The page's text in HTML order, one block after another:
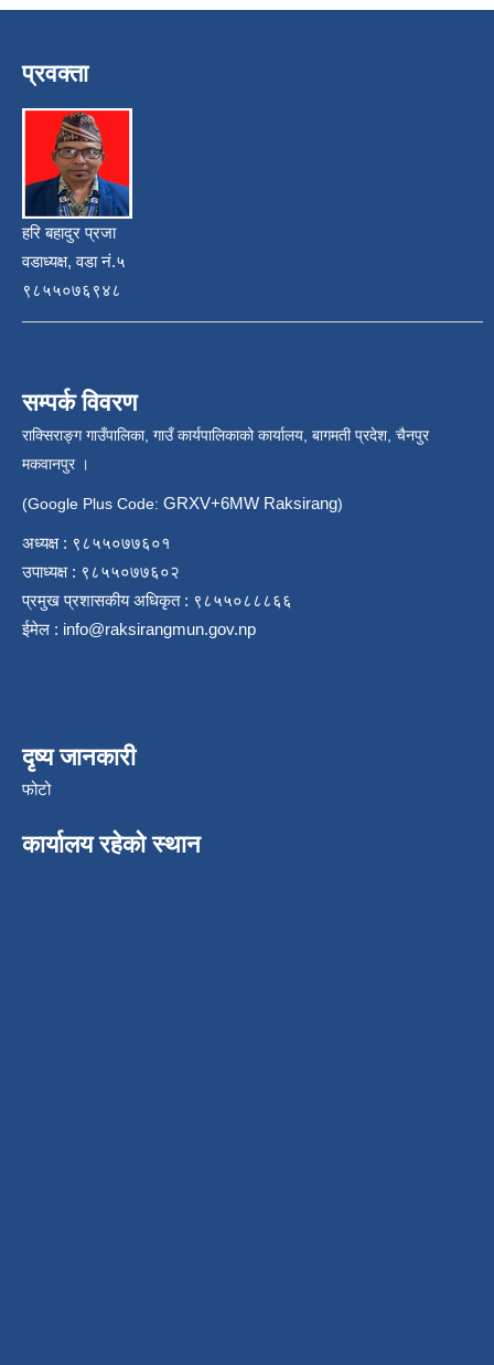
प्रवक्ता
हरि बहादुर प्रजा
वडाध्यक्ष, वडा नं.५
९८५५०७६९४८
सम्पर्क विवरण
राक्सिराङ्ग गाउँपालिका, गाउँ कार्यपालिकाको कार्यालय, बागमती प्रदेश, चैनपुर
मकवानपुर ।
(Google Plus Code: GRXV+6MW Raksirang)
अध्यक्ष : ९८५५०७७६०१
उपाध्यक्ष : ९८५५०७७६०२
प्रमुख प्रशासकीय अधिकृत : ९८५५०८८८६६
ईमेल : info@raksirangmun.gov.np
दृष्य जानकारी
फोटो
कार्यालय रहेको स्थान